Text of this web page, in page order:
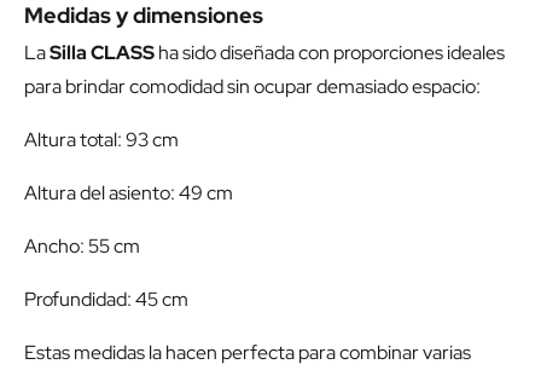
Medidas y dimensiones
LaSilla CLASSha sido diseñada con proporciones ideales
para brindar comodidad sin ocupar demasiado espacio:
Altura total: 93 cm
Altura del asiento: 49 cm
Ancho: 55 cm
Profundidad: 45 cm
Estas medidas la hacen perfecta para combinar varias